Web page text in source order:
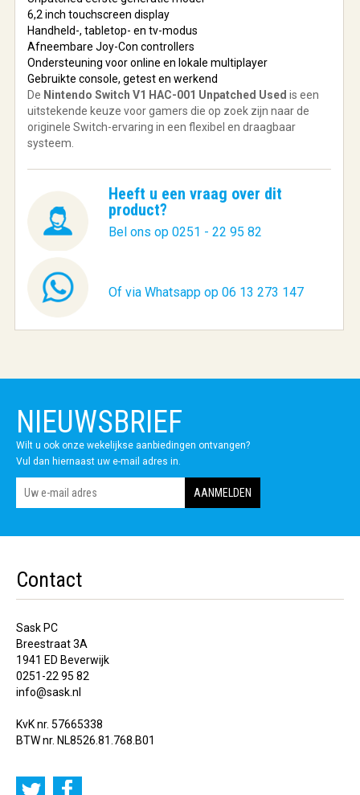
6,2 inch touchscreen display
Handheld-, tabletop- en tv-modus
Afneembare Joy-Con controllers
Ondersteuning voor online en lokale multiplayer
Gebruikte console, getest en werkend
De Nintendo Switch V1 HAC-001 Unpatched Used is een
uitstekende keuze voor gamers die op zoek zijn naar de
originele Switch-ervaring in een flexibel en draagbaar
systeem.
Heeft u een vraag over dit
product?
Bel ons op 0251 - 22 95 82
Of via Whatsapp op 06 13 273 147
NIEUWSBRIEF
Wilt u ook onze wekelijkse aanbiedingen ontvangen?
Vul dan hiernaast uw e-mail adres in.
Contact
Sask PC
Breestraat 3A
1941 ED Beverwijk
0251-22 95 82
info@sask.nl
KvK nr. 57665338
BTW nr. NL8526.81.768.B01